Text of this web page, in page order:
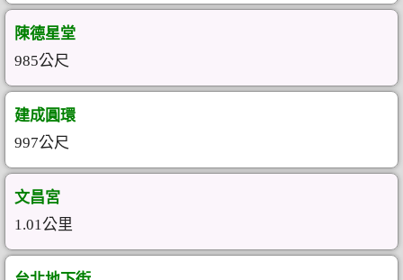
陳德星堂
985公尺
建成圓環
997公尺
文昌宮
1.01公里